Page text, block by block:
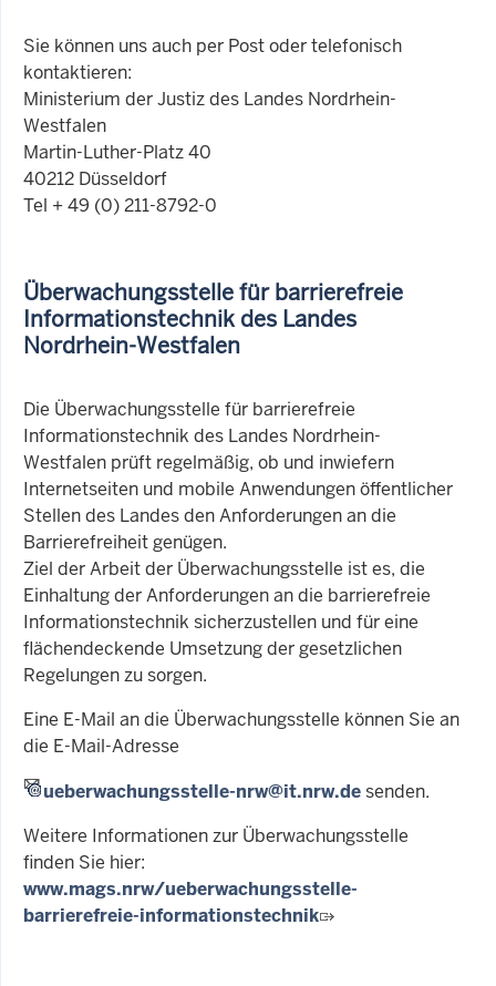
Sie können uns auch per Post oder telefonisch
kontaktieren:
Ministerium der Justiz des Landes Nordrhein-
Westfalen
Martin-Luther-Platz 40
40212 Düsseldorf
Tel + 49 (0) 211-8792-0
Überwachungsstelle für barrierefreie
Informationstechnik des Landes
Nordrhein-Westfalen
Die Überwachungsstelle für barrierefreie
Informationstechnik des Landes Nordrhein-
Westfalen prüft regelmäßig, ob und inwiefern
Internetseiten und mobile Anwendungen öffentlicher
Stellen des Landes den Anforderungen an die
Barrierefreiheit genügen.
Ziel der Arbeit der Überwachungsstelle ist es, die
Einhaltung der Anforderungen an die barrierefreie
Informationstechnik sicherzustellen und für eine
flächendeckende Umsetzung der gesetzlichen
Regelungen zu sorgen.
Eine E-Mail an die Überwachungsstelle können Sie an
die E-Mail-Adresse
ueberwachungsstelle-nrw@it.nrw.desenden.
Weitere Informationen zur Überwachungsstelle
finden Sie hier:
www.mags.nrw/ueberwachungsstelle-
barrierefreie-informationstechnik